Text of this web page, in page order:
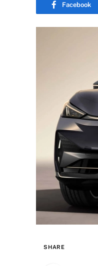
Facebook
SHARE